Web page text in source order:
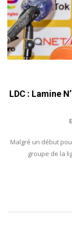
LDC : Lamine
Malgré un début
groupe de la